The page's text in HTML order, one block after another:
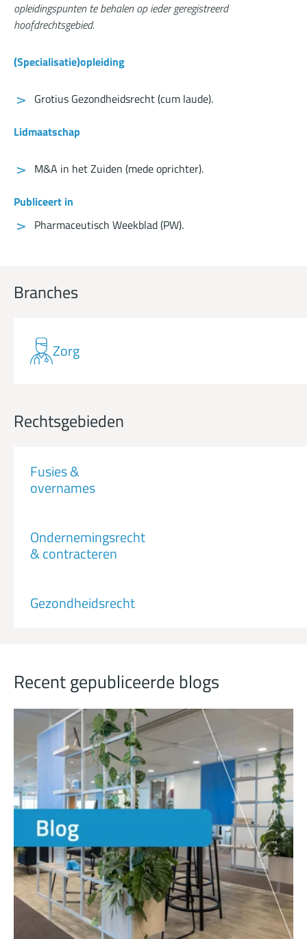
opleidingspunten te behalen op ieder geregistreerd
hoofdrechtsgebied.
(Specialisatie)opleiding
Grotius Gezondheidsrecht (cum laude).
Lidmaatschap
M&A in het Zuiden (mede oprichter).
Publiceert in
Pharmaceutisch Weekblad (PW).
Branches
Zorg
Rechtsgebieden
Fusies &
overnames
Ondernemingsrecht
& contracteren
Gezondheidsrecht
Recent gepubliceerde blogs